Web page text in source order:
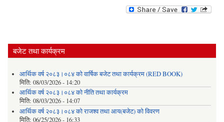
बजेट तथा कार्यक्रम
आर्थिक वर्ष २०८३।०८४ को वार्षिक बजेट तथा कार्यक्रम (RED BOOK)
मिति: 08/03/2026 - 14:20
आर्थिक वर्ष २०८३।०८४ को नीति तथा कार्यक्रम
मिति: 08/03/2026 - 14:07
आर्थिक वर्ष २०८३।०८४ को राजश्व तथा आय(बजेट) को विवरण
मिति: 06/25/2026 - 16:33